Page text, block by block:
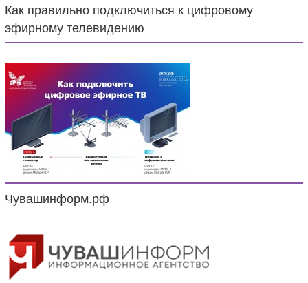
Как правильно подключиться к цифровому
эфирному телевидению
Чувашинформ.рф